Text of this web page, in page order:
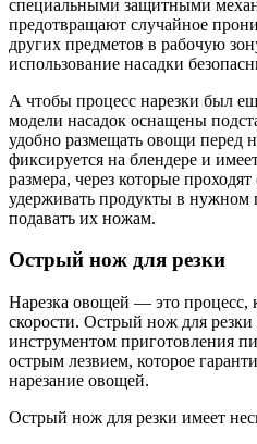
специальными защитными
предотвращают случайное
других предметов в рабочую
использование насадки
А чтобы процесс нарезки был
модели насадок оснащены
удобно размещать овощи перед
фиксируется на блендере и
размера, через которые
удерживать продукты в
подавать их ножам.
Острый нож для резки
Нарезка овощей — это процесс,
скорости. Острый нож для
инструментом приготовления
острым лезвием, которое
нарезание овощей.
Острый нож для резки имеет